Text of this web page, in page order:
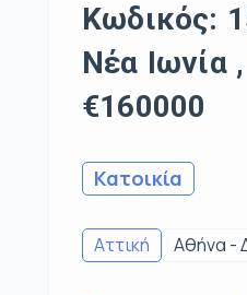
Κωδικός:
Νέα Ιωνία
€160000
Κατοικία
Αττική Αθήνα -